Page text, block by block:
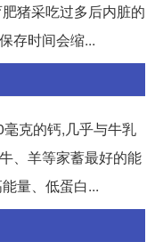
猪采吃过多后内脏的
存时间会缩...
克的钙,几乎与牛乳
、羊等家蓄最好的能
量、低蛋白...